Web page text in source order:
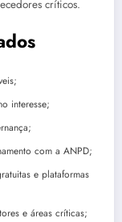
críticos.
interesse;
com a ANPD;
e plataformas
e áreas críticas;